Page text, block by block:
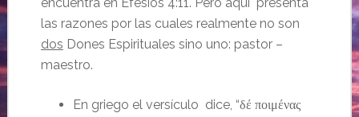
las razones por las cuales realmente no son
dos Dones Espirituales sino uno: pastor –
maestro.
En griego el versículo dice, “δέ ποιμένας